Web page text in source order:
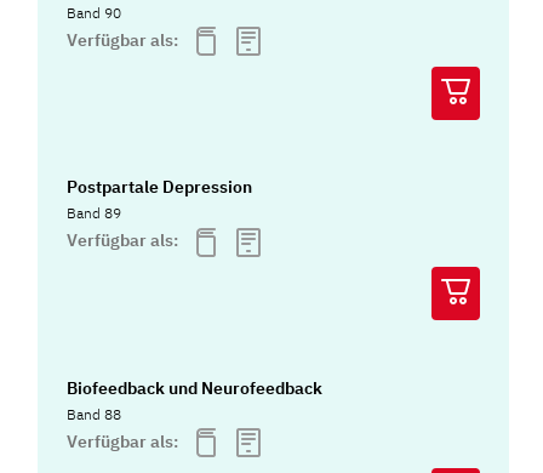
Band 90
Verfügbar als:
Postpartale Depression
Band 89
Verfügbar als:
Biofeedback und Neurofeedback
Band 88
Verfügbar als: